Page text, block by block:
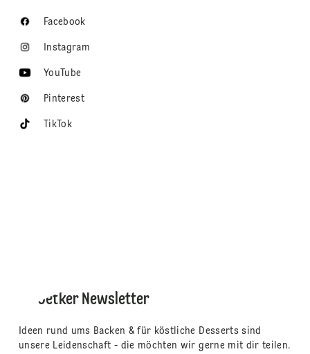
Facebook
Instagram
YouTube
Pinterest
TikTok
Dr. Oetker Newsletter
Ideen rund ums Backen & für köstliche Desserts sind
unsere Leidenschaft - die möchten wir gerne mit dir teilen.